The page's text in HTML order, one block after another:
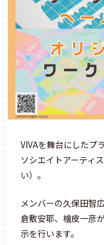
VIVAを舞台にしたプ
ソシエイトアーティ
い）。
メンバーの久保田智
倉敷安耶、檜皮一彦
示を行います。